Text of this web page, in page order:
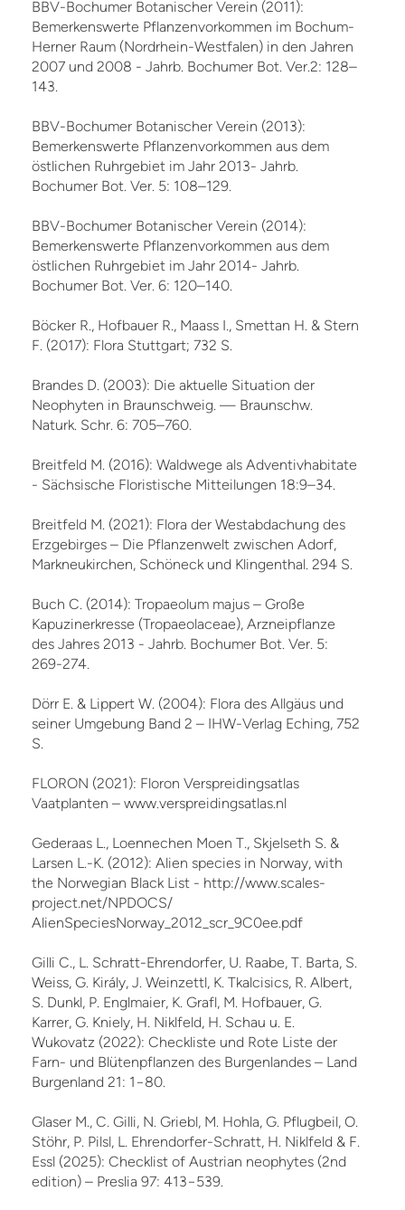
BBV-Bochumer Botanischer Verein (2011):
Bemerkenswerte Pflanzenvorkommen im Bochum-
Herner Raum (Nordrhein-Westfalen) in den Jahren
2007 und 2008 - Jahrb. Bochumer Bot. Ver.2: 128–
143.
BBV-Bochumer Botanischer Verein (2013):
Bemerkenswerte Pflanzenvorkommen aus dem
östlichen Ruhrgebiet im Jahr 2013- Jahrb.
Bochumer Bot. Ver. 5: 108–129.
BBV-Bochumer Botanischer Verein (2014):
Bemerkenswerte Pflanzenvorkommen aus dem
östlichen Ruhrgebiet im Jahr 2014- Jahrb.
Bochumer Bot. Ver. 6: 120–140.
Böcker R., Hofbauer R., Maass I., Smettan H. & Stern
F. (2017): Flora Stuttgart; 732 S.
Brandes D. (2003): Die aktuelle Situation der
Neophyten in Braunschweig. — Braunschw.
Naturk. Schr. 6: 705–760.
Breitfeld M. (2016): Waldwege als Adventivhabitate
- Sächsische Floristische Mitteilungen 18:9–34.
Breitfeld M. (2021): Flora der Westabdachung des
Erzgebirges – Die Pflanzenwelt zwischen Adorf,
Markneukirchen, Schöneck und Klingenthal. 294 S.
Buch C. (2014): Tropaeolum majus – Große
Kapuzinerkresse (Tropaeolaceae), Arzneipflanze
des Jahres 2013 - Jahrb. Bochumer Bot. Ver. 5:
269-274.
Dörr E. & Lippert W. (2004): Flora des Allgäus und
seiner Umgebung Band 2 – IHW-Verlag Eching, 752
S.
FLORON (2021): Floron Verspreidingsatlas
Vaatplanten – www.verspreidingsatlas.nl
Gederaas L., Loennechen Moen T., Skjelseth S. &
Larsen L.-K. (2012): Alien species in Norway, with
the Norwegian Black List - http://www.scales-
project.net/NPDOCS/
AlienSpeciesNorway_2012_scr_9C0ee.pdf
Gilli C., L. Schratt-Ehrendorfer, U. Raabe, T. Barta, S.
Weiss, G. Király, J. Weinzettl, K. Tkalcisics, R. Albert,
S. Dunkl, P. Englmaier, K. Grafl, M. Hofbauer, G.
Karrer, G. Kniely, H. Niklfeld, H. Schau u. E.
Wukovatz (2022): Checkliste und Rote Liste der
Farn- und Blütenpflanzen des Burgenlandes – Land
Burgenland 21: 1−80.
Glaser M., C. Gilli, N. Griebl, M. Hohla, G. Pflugbeil, O.
Stöhr, P. Pilsl, L. Ehrendorfer-Schratt, H. Niklfeld & F.
Essl (2025): Checklist of Austrian neophytes (2nd
edition) – Preslia 97: 413−539.